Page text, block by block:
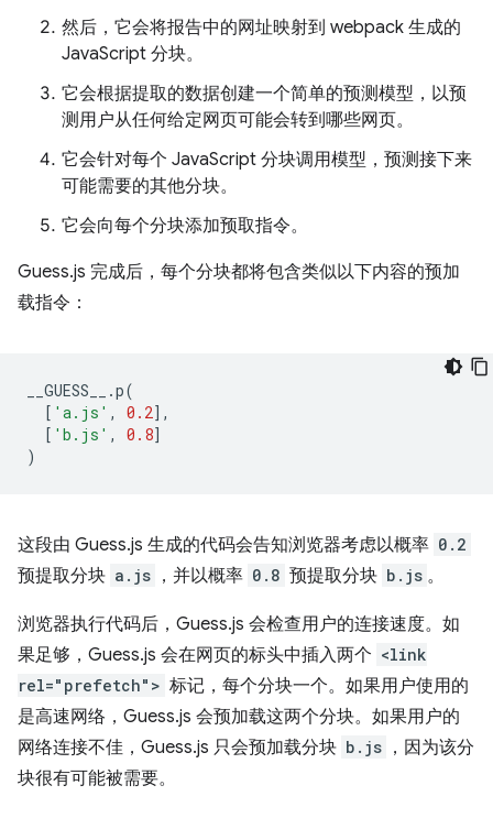
然后，它会将报告中的网址映射到 webpack 生成的
JavaScript 分块。
它会根据提取的数据创建一个简单的预测模型，以预
测用户从任何给定网页可能会转到哪些网页。
它会针对每个 JavaScript 分块调用模型，预测接下来
可能需要的其他分块。
它会向每个分块添加预取指令。
Guess.js 完成后，每个分块都将包含类似以下内容的预加
载指令：
__GUESS__ .p(
[ 'a.js' , 0.2],
[ 'b.js' , 0.8]
)
这段由 Guess.js 生成的代码会告知浏览器考虑以概率 0.2
预提取分块 a.js ，并以概率 0.8 预提取分块 b.js 。
浏览器执行代码后，Guess.js 会检查用户的连接速度。如
果足够，Guess.js 会在网页的标头中插入两个 <link
rel="prefetch"> 标记，每个分块一个。如果用户使用的
是高速网络，Guess.js 会预加载这两个分块。如果用户的
网络连接不佳，Guess.js 只会预加载分块 b.js ，因为该分
块很有可能被需要。